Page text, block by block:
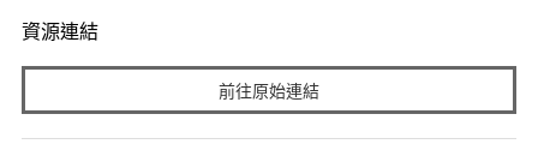
資源連結
前往原始連結